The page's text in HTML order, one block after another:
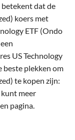
betekent dat de
koers met
ETF (Ondo
US Technology
beste plekken om
te kopen zijn:
kunt meer
pagina.